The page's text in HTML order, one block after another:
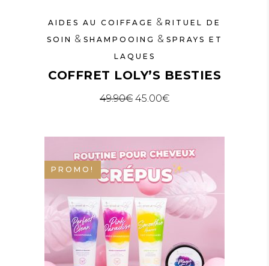
AIDES AU COIFFAGE & RITUEL DE
SOIN & SHAMPOOING & SPRAYS ET
LAQUES
COFFRET LOLY’S BESTIES
49.90€ Le prix initial était : 49.90€.
45.00€Le prix actuel est :
PROMO!